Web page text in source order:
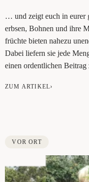
… und zeigt euch in eurer
erb­sen, Boh­nen und ihre
früch­te bie­ten nahe­zu
Dabei lie­fern sie jede
einen ordent­li­chen
ZUM ARTIKEL›
VOR ORT